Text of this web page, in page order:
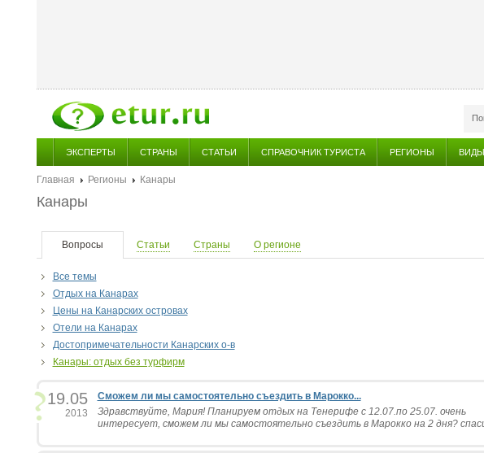
ЭКСПЕРТЫ СТРАНЫ СТАТЬИ СПРАВОЧНИК ТУРИСТА РЕГИОНЫ
Главная Регионы
Канары
Канары
Вопросы Статьи Страны О регионе
Все темы
Отдых на Канарах
Цены на Канарских островах
Отели на Канарах
Достопримечательности Канарских о-в
Канары: отдых без турфирм
19.05
2013
Сможем ли мы самостоятельно съездить в Марокко...
Здравствуйте, Мария! Планируем отдых на Тенерифе с 12.07.по 25.07. очень
интересует, сможем ли мы самостоятельно съездить в Марокко на 2 дня?